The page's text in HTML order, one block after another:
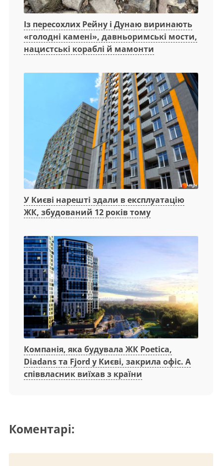
Із пересохлих Рейну і Дунаю виринають
«голодні камені», давньоримські мости,
нацистські кораблі й мамонти
У Києві нарешті здали в експлуатацію
ЖК, збудований 12 років тому
Компанія, яка будувала ЖК Poetica,
Diadans та Fjord у Києві, закрила офіс. А
співвласник виїхав з країни
Коментарі: